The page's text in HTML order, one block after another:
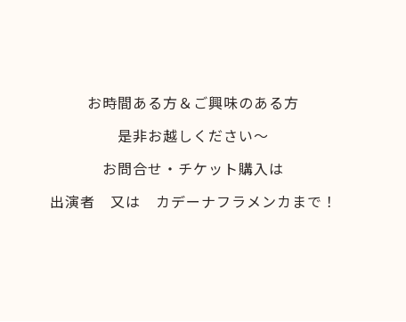
お時間ある方＆ご興味のある方
是非お越しください～
お問合せ・チケット購入は
出演者 又は カデーナフラメンカまで！